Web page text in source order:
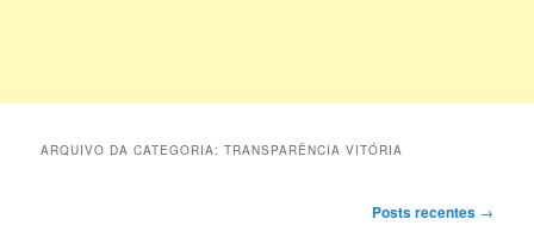
ARQUIVO DA CATEGORIA:TRANSPARÊNCIA VITÓRIA
Posts recentes →